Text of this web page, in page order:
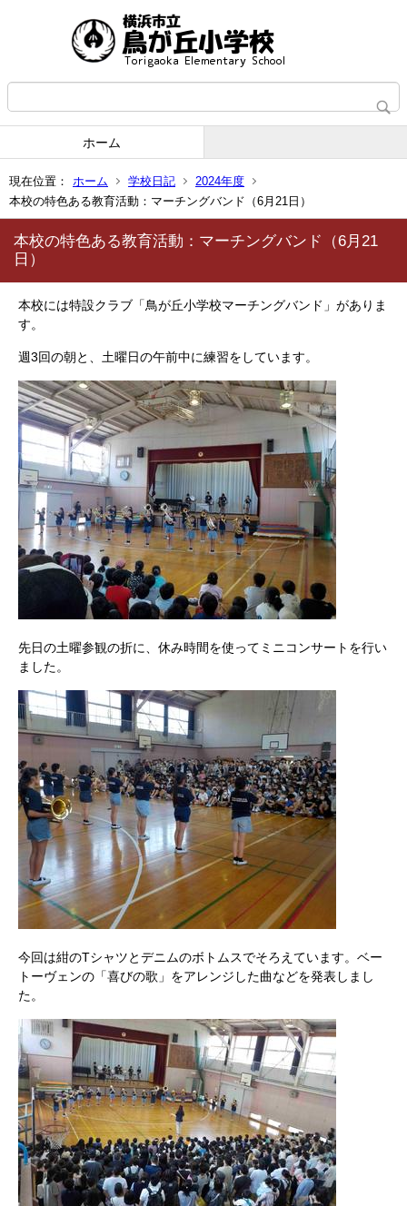
ホーム
現在位置： ホーム 学校日記
2024年度
本校の特色ある教育活動：マーチングバンド（6月21日）
本校の特色ある教育活動：マーチングバンド（6月21
日）
本校には特設クラブ「鳥が丘小学校マーチングバンド」がありま
す。
週3回の朝と、土曜日の午前中に練習をしています。
先日の土曜参観の折に、休み時間を使ってミニコンサートを行い
ました。
今回は紺のTシャツとデニムのボトムスでそろえています。ベー
トーヴェンの「喜びの歌」をアレンジした曲などを発表しまし
た。